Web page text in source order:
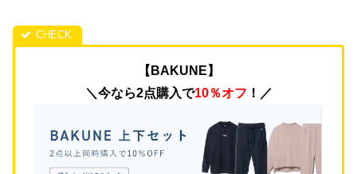
【BAKUNE】
＼今なら2点購入で10％オフ ！／